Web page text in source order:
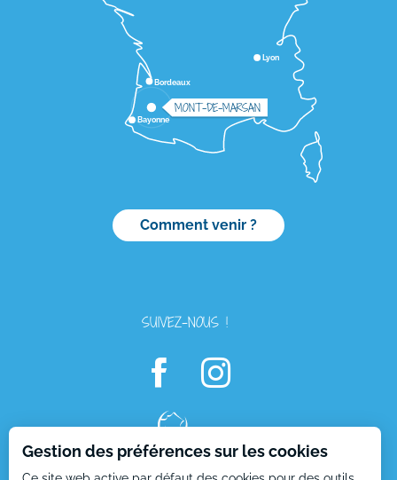
Lyon
Bordeaux
Bayonne
MONT-DE-MARSAN
Comment venir ?
SUIVEZ-NOUS !
Gestion des préférences sur les cookies